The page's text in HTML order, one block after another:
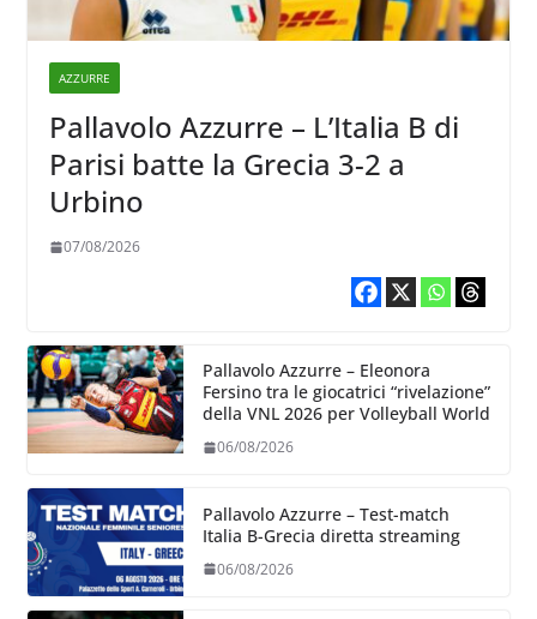
AZZURRE
Pallavolo Azzurre – L’Italia B di
Parisi batte la Grecia 3-2 a
Urbino
07/08/2026
Pallavolo Azzurre – Eleonora
Fersino tra le giocatrici “rivelazione”
della VNL 2026 per Volleyball World
06/08/2026
Pallavolo Azzurre – Test-match
Italia B-Grecia diretta streaming
06/08/2026